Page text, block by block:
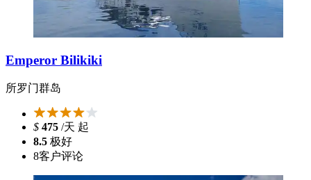
Emperor Bilikiki
所罗门群岛
$ 475 /天 起
8.5 极好
8客户评论